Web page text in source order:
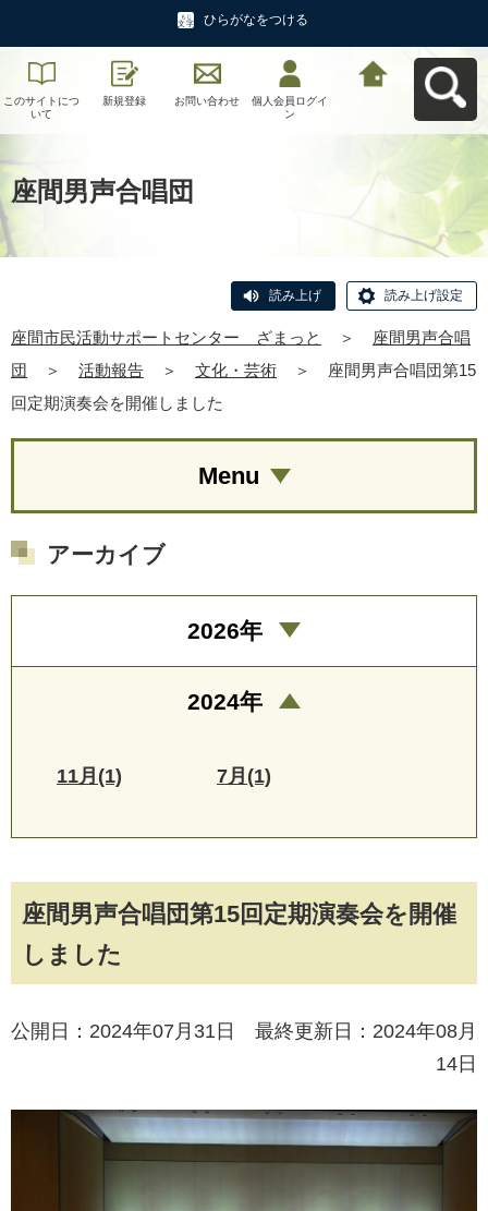
ひらがなをつける
このサイトにつ
いて
新規登録 お問い合わせ
個人会員ログイ
ン
座間男声合唱団
読み上げ 読み上げ設定
座間市民活動サポートセンター ざまっと ＞
座間男声合唱
団
＞ 活動報告 ＞ 文化・芸術 ＞
座間男声合唱団第15
回定期演奏会を開催しました
座間男声合唱団第15回定期演奏会を開催
しました
公開日：2024年07月31日 最終更新日：2024年08月
14日
Menu
アーカイブ
2026年
2024年
11月(1) 7月(1)